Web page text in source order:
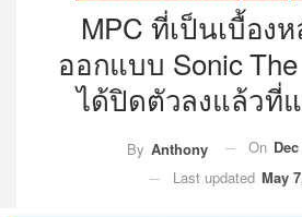
MPC ที่เป็นเบื้อง
ออกแบบ Sonic
ได้ปิดตัวลงแล้วที่
By Anthony On
Last updated May